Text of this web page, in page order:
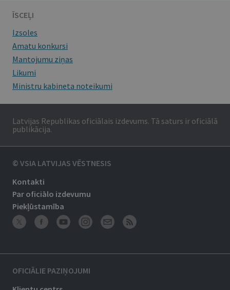
ĪSCEĻI
Izsoles
Amatu konkursi
Mantojumu ziņas
Likumi
Ministru kabineta noteikumi
Latvijas Republikas oficiālais izdevums. Tā saturs ir oficiālā
publikācija.
© VSIA LATVIJAS VĒSTNESIS
Kontakti
Par oficiālo izdevumu
Piekļūstamība
OFICIĀLIE PAZIŅOJUMI